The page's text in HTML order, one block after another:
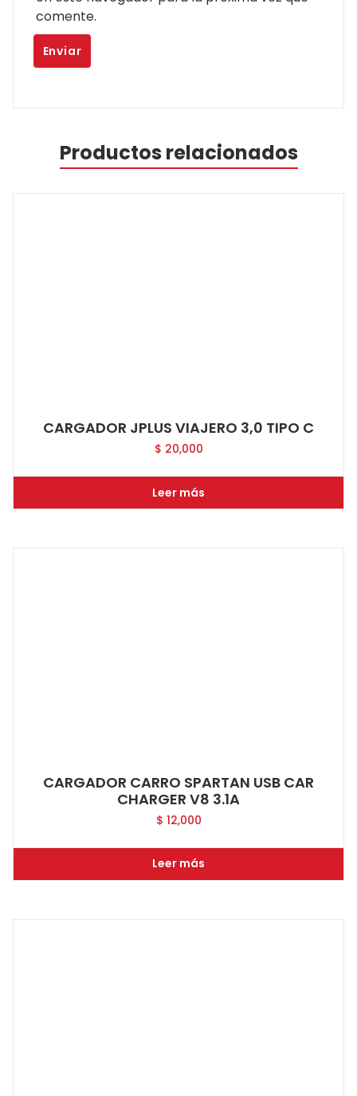
comente.
Productos relacionados
CARGADOR JPLUS VIAJERO 3,0 TIPO C
$ 20,000
Leer más
CARGADOR CARRO SPARTAN USB CAR
CHARGER V8 3.1A
$ 12,000
Leer más